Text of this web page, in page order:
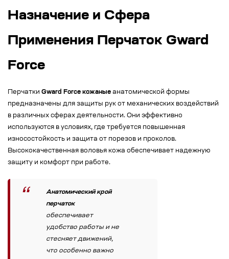
Назначение и Сфера
Применения Перчаток Gward
Force
Перчатки Gward Force кожаные анатомической формы
предназначены для защиты рук от механических воздействий
в различных сферах деятельности. Они эффективно
используются в условиях, где требуется повышенная
износостойкость и защита от порезов и проколов.
Высококачественная воловья кожа обеспечивает надежную
защиту и комфорт при работе.
Анатомический крой
перчаток
обеспечивает
удобство работы и не
стесняет движений,
что особенно важно